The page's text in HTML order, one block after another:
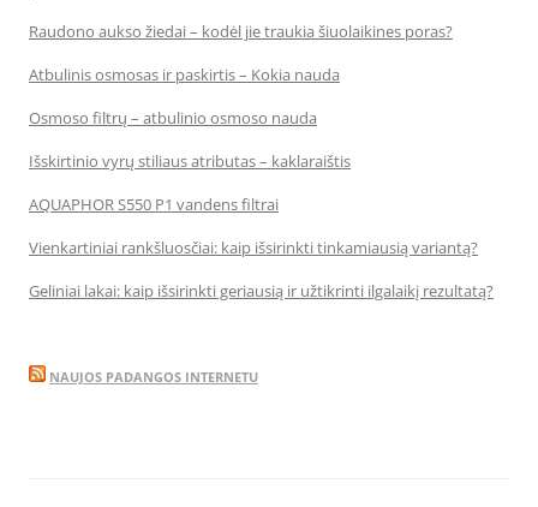
Raudono aukso žiedai – kodėl jie traukia šiuolaikines poras?
Atbulinis osmosas ir paskirtis – Kokia nauda
Osmoso filtrų – atbulinio osmoso nauda
Išskirtinio vyrų stiliaus atributas – kaklaraištis
AQUAPHOR S550 P1 vandens filtrai
Vienkartiniai rankšluosčiai: kaip išsirinkti tinkamiausią variantą?
Geliniai lakai: kaip išsirinkti geriausią ir užtikrinti ilgalaikį rezultatą?
NAUJOS PADANGOS INTERNETU